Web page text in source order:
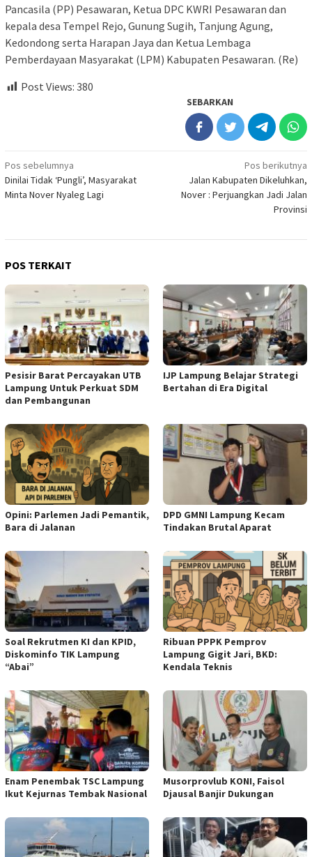
Pancasila (PP) Pesawaran, Ketua DPC KWRI Pesawaran dan
kepala desa Tempel Rejo, Gunung Sugih, Tanjung Agung,
Kedondong serta Harapan Jaya dan Ketua Lembaga
Pemberdayaan Masyarakat (LPM) Kabupaten Pesawaran. (Re)
Post Views: 380
SEBARKAN
Navigasi
pos
Pos sebelumnya
Dinilai Tidak ‘Pungli’, Masyarakat
Minta Nover Nyaleg Lagi
Pos berikutnya
Jalan Kabupaten Dikeluhkan,
Nover : Perjuangkan Jadi Jalan
Provinsi
POS TERKAIT
Pesisir Barat Percayakan UTB
Lampung Untuk Perkuat SDM
dan Pembangunan
IJP Lampung Belajar Strategi
Bertahan di Era Digital
Opini: Parlemen Jadi Pemantik,
Bara di Jalanan
DPD GMNI Lampung Kecam
Tindakan Brutal Aparat
Soal Rekrutmen KI dan KPID,
Diskominfo TIK Lampung
“Abai”
Ribuan PPPK Pemprov
Lampung Gigit Jari, BKD:
Kendala Teknis
Enam Penembak TSC Lampung
Ikut Kejurnas Tembak Nasional
Musorprovlub KONI, Faisol
Djausal Banjir Dukungan